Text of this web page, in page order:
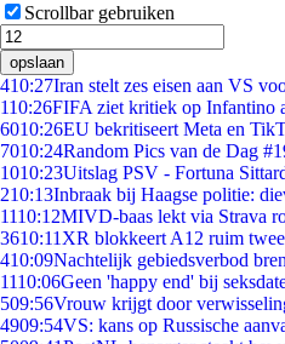
Scrollbar gebruiken
opslaan
410:27Iran stelt zes eisen aan VS
110:26FIFA ziet kritiek op Infantino
6010:26EU bekritiseert Meta en
7010:24Random Pics van de Dag
1010:23Uitslag PSV - Fortuna
210:13Inbraak bij Haagse politie:
1110:12MIVD-baas lekt via Strava
3610:11 XR blokkeert A12 ruim
410:09Nachtelijk gebiedsverbod
1110:06Geen 'happy end' bij
509:56Vrouw krijgt door
4909:54VS: kans op Russische